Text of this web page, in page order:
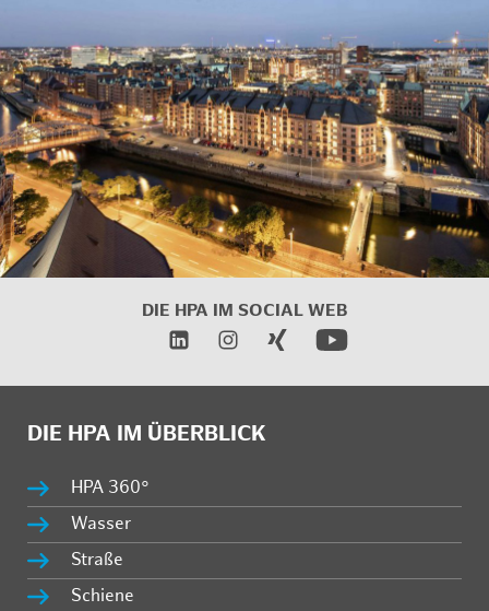
DIE HPA IM SOCIAL WEB
DIE HPA IM ÜBERBLICK
HPA 360°
Wasser
Straße
Schiene